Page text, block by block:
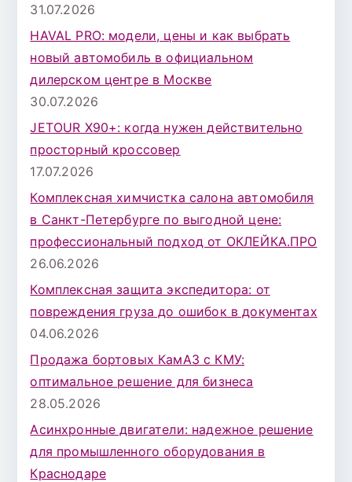
31.07.2026
HAVAL PRO: модели, цены и как выбрать
новый автомобиль в официальном
дилерском центре в Москве
30.07.2026
JETOUR X90+: когда нужен действительно
просторный кроссовер
17.07.2026
Комплексная химчистка салона автомобиля
в Санкт-Петербурге по выгодной цене:
профессиональный подход от ОКЛЕЙКА.ПРО
26.06.2026
Комплексная защита экспедитора: от
повреждения груза до ошибок в документах
04.06.2026
Продажа бортовых КамАЗ с КМУ:
оптимальное решение для бизнеса
28.05.2026
Асинхронные двигатели: надежное решение
для промышленного оборудования в
Краснодаре